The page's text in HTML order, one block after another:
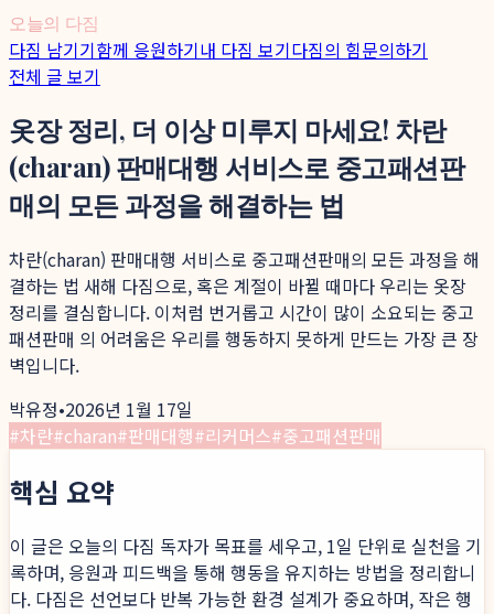
오늘의 다짐
다짐 남기기함께 응원하기내 다짐 보기다짐의 힘문의하기
전체 글 보기
옷장 정리, 더 이상 미루지 마세요! 차란
(charan) 판매대행 서비스로 중고패션판
매의 모든 과정을 해결하는 법
차란(charan) 판매대행 서비스로 중고패션판매의 모든 과정을 해
결하는 법 새해 다짐으로, 혹은 계절이 바뀔 때마다 우리는 옷장
정리를 결심합니다. 이처럼 번거롭고 시간이 많이 소요되는 중고
패션판매 의 어려움은 우리를 행동하지 못하게 만드는 가장 큰 장
벽입니다.
박유정•2026년 1월 17일
#차란#charan#판매대행#리커머스#중고패션판매
핵심 요약
이 글은 오늘의 다짐 독자가 목표를 세우고, 1일 단위로 실천을 기
록하며, 응원과 피드백을 통해 행동을 유지하는 방법을 정리합니
다. 다짐은 선언보다 반복 가능한 환경 설계가 중요하며, 작은 행